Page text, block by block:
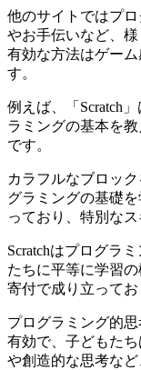
他のサイトではプ
やお手伝いなど、
有効な方法はゲー
す。
例えば、「Scratch
ラミングの基本を
です。
カラフルなブロッ
グラミングの基礎
っており、特別な
Scratchはプログラ
たちに平等に学習
寄付で成り立ってお
プログラミング的
有効で、子どもた
や創造的な思考な